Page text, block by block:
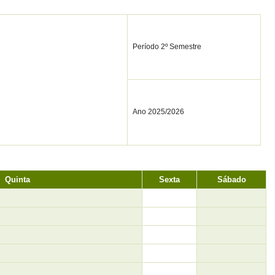
Período 2º Semestre
Ano 2025/2026
Quinta Sexta
Sábado